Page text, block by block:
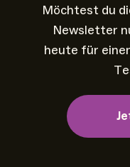
Möchtest du
Newsletter
heute für